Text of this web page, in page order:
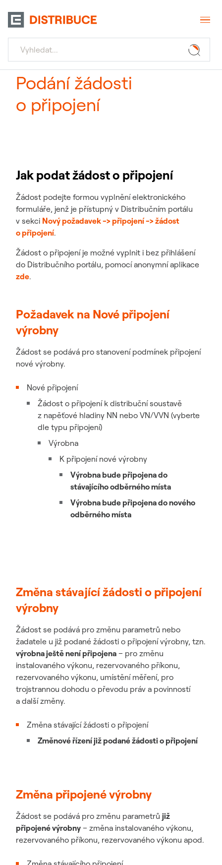
Podání žádosti
o připojení
Jak podat žádost o připojení
Žádost podejte formou vyplnění elektronického
formuláře, jenž je přístupný v Distribučním portálu
v sekci Nový požadavek -> připojení -> žádost
o připojení.
Žádost o připojení je možné vyplnit i bez přihlášení
do Distribučního portálu, pomocí anonymní aplikace
zde.
Požadavek na Nové připojení
výrobny
Žádost se podává pro stanovení podmínek připojení
nové výrobny.
Nové připojení
Žádost o připojení k distribuční soustavě
z napěťové hladiny NN nebo VN/VVN (vyberte
dle typu připojení)
Výrobna
K připojení nové výrobny
Výrobna bude připojena do
stávajícího odběrného místa
Výrobna bude připojena do nového
odběrného místa
Změna stávající žádosti o připojení
výrobny
Žádost se podává pro změnu parametrů nebo
žadatele u již podané žádosti o připojení výrobny, tzn.
výrobna ještě není připojena – pro změnu
instalovaného výkonu, rezervovaného příkonu,
rezervovaného výkonu, umístění měření, pro
trojstrannou dohodu o převodu práv a povinností
a další změny.
Změna stávající žádosti o připojení
Změnové řízení již podané žádosti o připojení
Změna připojené výrobny
Žádost se podává pro změnu parametrů již
připojené výrobny – změna instalovaného výkonu,
rezervovaného příkonu, rezervovaného výkonu apod.